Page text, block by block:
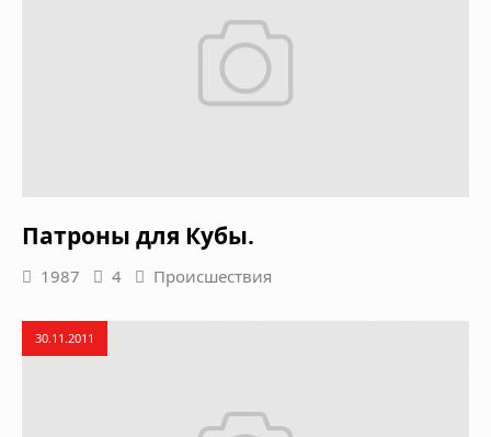
Патроны для Кубы.
1987 4 Происшествия
30.11.2011